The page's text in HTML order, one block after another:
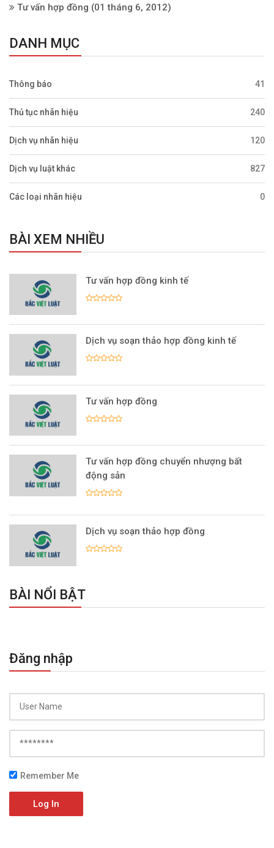
Tư vấn hợp đồng (01 tháng 6, 2012)
DANH MỤC
Thông báo 41
Thủ tục nhãn hiệu 240
Dịch vụ nhãn hiệu 120
Dịch vụ luật khác 827
Các loại nhãn hiệu 0
BÀI XEM NHIỀU
Tư vấn hợp đồng kinh tế
Dịch vụ soạn thảo hợp đồng kinh tế
Tư vấn hợp đồng
Tư vấn hợp đồng chuyển nhượng bất
động sản
Dịch vụ soạn thảo hợp đồng
BÀI NỔI BẬT
Đăng nhập
Remember Me
Log In